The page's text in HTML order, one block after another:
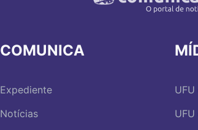
COMUNICA
Expediente
Notícias